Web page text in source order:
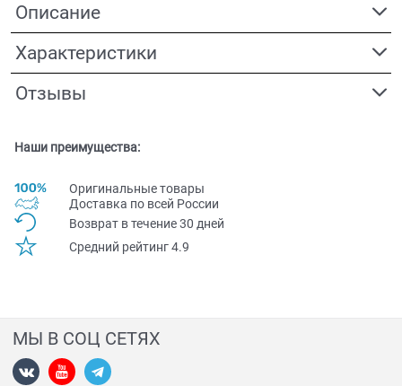
Описание
Характеристики
Отзывы
Наши преимущества:
Оригинальные товары
Доставка по всей Pоссии
Возврат в течение 30 дней
Средний рейтинг 4.9
МЫ В СОЦ СЕТЯХ